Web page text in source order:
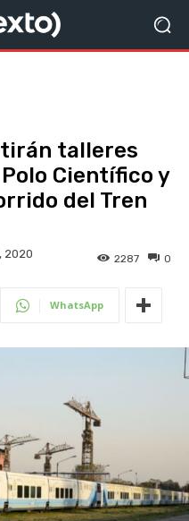
talleres
Científico y
del Tren
2020 0
2287
WhatsApp